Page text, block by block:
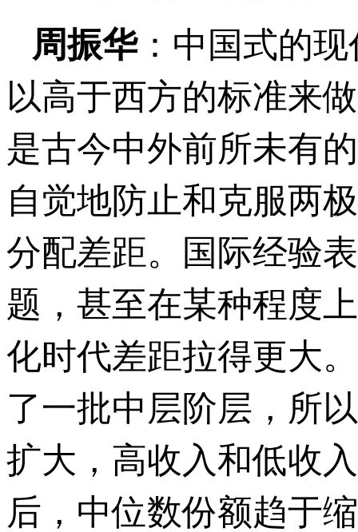
周振华：中国式的
以高于西方的标准来
是古今中外前所未有
自觉地防止和克服两
分配差距。国际经验
题，甚至在某种程度
化时代差距拉得更大
了一批中层阶层，所
扩大，高收入和低收
后，中位数份额趋于